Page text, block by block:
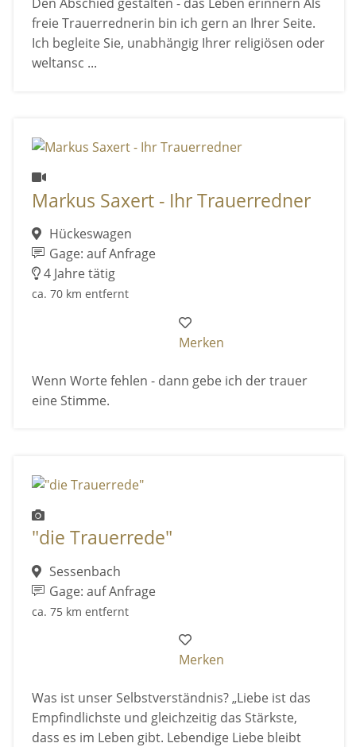
freie Trauerrednerin bin ich gern an Ihrer Seite.
Ich begleite Sie, unabhängig Ihrer religiösen oder
weltansc ...
Markus Saxert - Ihr Trauerredner
Hückeswagen
Gage: auf Anfrage
4 Jahre tätig
ca. 70 km entfernt
Merken
Wenn Worte fehlen - dann gebe ich der trauer
eine Stimme.
"die Trauerrede"
Sessenbach
Gage: auf Anfrage
ca. 75 km entfernt
Merken
Was ist unser Selbstverständnis? „Liebe ist das
Empfindlichste und gleichzeitig das Stärkste,
dass es im Leben gibt. Lebendige Liebe bleibt